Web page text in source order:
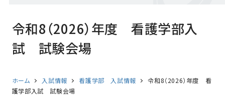
令和8（2026）年度 看護学部入
試 試験会場
ホーム 入試情報 看護学部 入試情報
令和8（2026）年度 看
護学部入試 試験会場